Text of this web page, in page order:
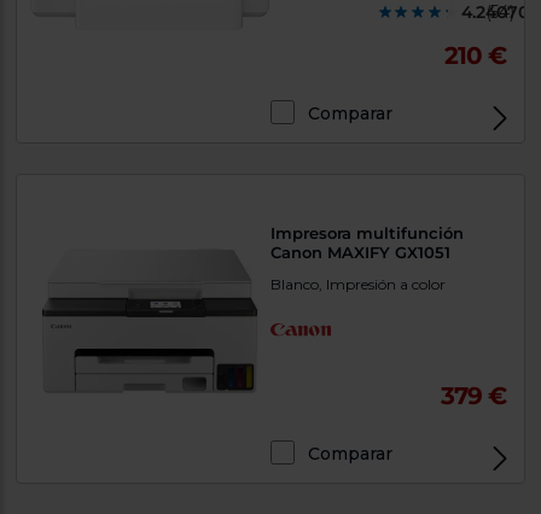
(54)
210 €
Comparar
Impresora multifunción
Canon MAXIFY GX1051
Blanco, Impresión a color
379 €
Comparar